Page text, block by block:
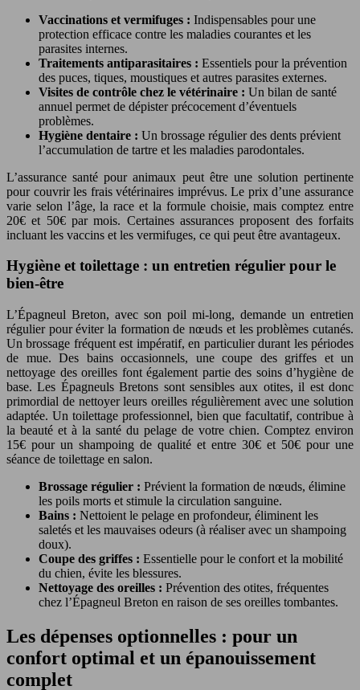
Vaccinations et vermifuges : Indispensables pour une
protection efficace contre les maladies courantes et les
parasites internes.
Traitements antiparasitaires : Essentiels pour la prévention
des puces, tiques, moustiques et autres parasites externes.
Visites de contrôle chez le vétérinaire : Un bilan de santé
annuel permet de dépister précocement d’éventuels
problèmes.
Hygiène dentaire : Un brossage régulier des dents prévient
l’accumulation de tartre et les maladies parodontales.
L’assurance santé pour animaux peut être une solution pertinente
pour couvrir les frais vétérinaires imprévus. Le prix d’une assurance
varie selon l’âge, la race et la formule choisie, mais comptez entre
20€ et 50€ par mois. Certaines assurances proposent des forfaits
incluant les vaccins et les vermifuges, ce qui peut être avantageux.
Hygiène et toilettage : un entretien régulier pour le
bien-être
L’Épagneul Breton, avec son poil mi-long, demande un entretien
régulier pour éviter la formation de nœuds et les problèmes cutanés.
Un brossage fréquent est impératif, en particulier durant les périodes
de mue. Des bains occasionnels, une coupe des griffes et un
nettoyage des oreilles font également partie des soins d’hygiène de
base. Les Épagneuls Bretons sont sensibles aux otites, il est donc
primordial de nettoyer leurs oreilles régulièrement avec une solution
adaptée. Un toilettage professionnel, bien que facultatif, contribue à
la beauté et à la santé du pelage de votre chien. Comptez environ
15€ pour un shampoing de qualité et entre 30€ et 50€ pour une
séance de toilettage en salon.
Brossage régulier : Prévient la formation de nœuds, élimine
les poils morts et stimule la circulation sanguine.
Bains : Nettoient le pelage en profondeur, éliminent les
saletés et les mauvaises odeurs (à réaliser avec un shampoing
doux).
Coupe des griffes : Essentielle pour le confort et la mobilité
du chien, évite les blessures.
Nettoyage des oreilles : Prévention des otites, fréquentes
chez l’Épagneul Breton en raison de ses oreilles tombantes.
Les dépenses optionnelles : pour un
confort optimal et un épanouissement
complet